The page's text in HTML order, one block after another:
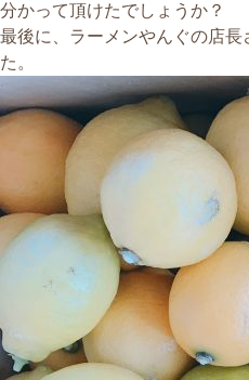
分かって頂けたでしょうか？
最後に、ラーメンやんぐの店
た。